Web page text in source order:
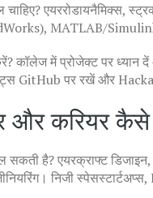
एयररोडायनैमिक्स,
MATLAB/
कॉलेज में प्रोजेक्ट पर ध्यान
GitHub पर रखें और
और करियर कैसे
सकती है? एयरक्राफ्ट
निजी